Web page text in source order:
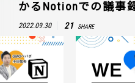
かるNotionでの議事
2022.09.30 21 SHARE